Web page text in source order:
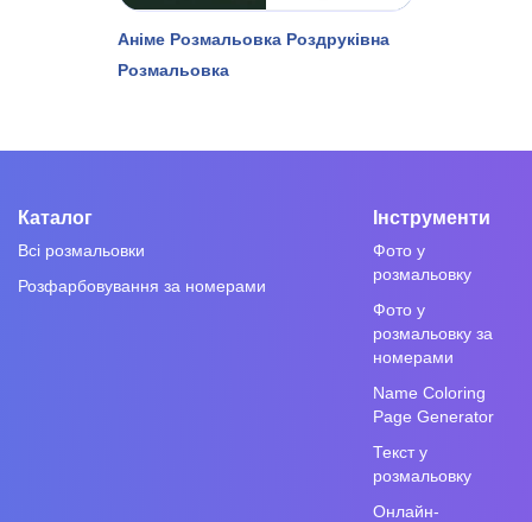
Аніме Розмальовка Роздруківна
Розмальовка
Каталог
Всі розмальовки
Розфарбовування за номерами
Інструменти
Фото у
розмальовку
Фото у
розмальовку за
номерами
Name Coloring
Page Generator
Текст у
розмальовку
Онлайн-